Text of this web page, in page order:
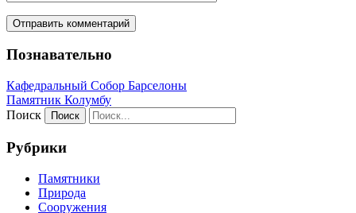
Познавательно
Кафeдрaльный Собор Барселоны
Пaмятник Колумбу
Поиск
Рубрики
Памятники
Природа
Сооружения